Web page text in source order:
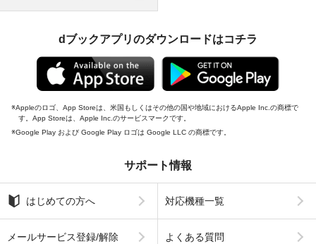
dブックアプリのダウンロードはコチラ
Appleのロゴ、App Storeは、米国もしくはその他の国や地域におけるApple Inc.の商標で
す。App Storeは、Apple Inc.のサービスマークです。
Google Play および Google Play ロゴは Google LLC の商標です。
サポート情報
はじめての方へ 対応機種一覧
メールサービス登録/解除 よくある質問